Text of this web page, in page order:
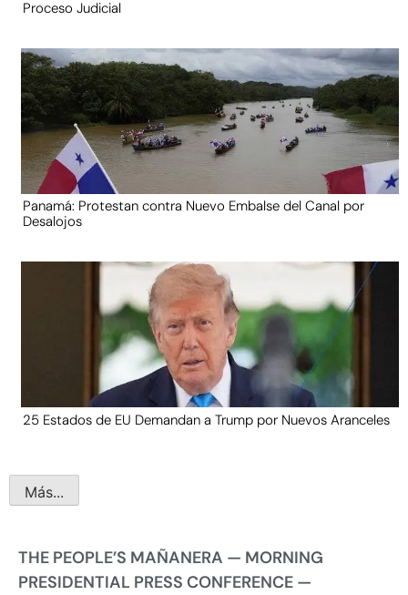
Proceso Judicial
Panamá: Protestan contra Nuevo Embalse del Canal por
Desalojos
25 Estados de EU Demandan a Trump por Nuevos Aranceles
Más...
THE PEOPLE’S MAÑANERA — MORNING
PRESIDENTIAL PRESS CONFERENCE —